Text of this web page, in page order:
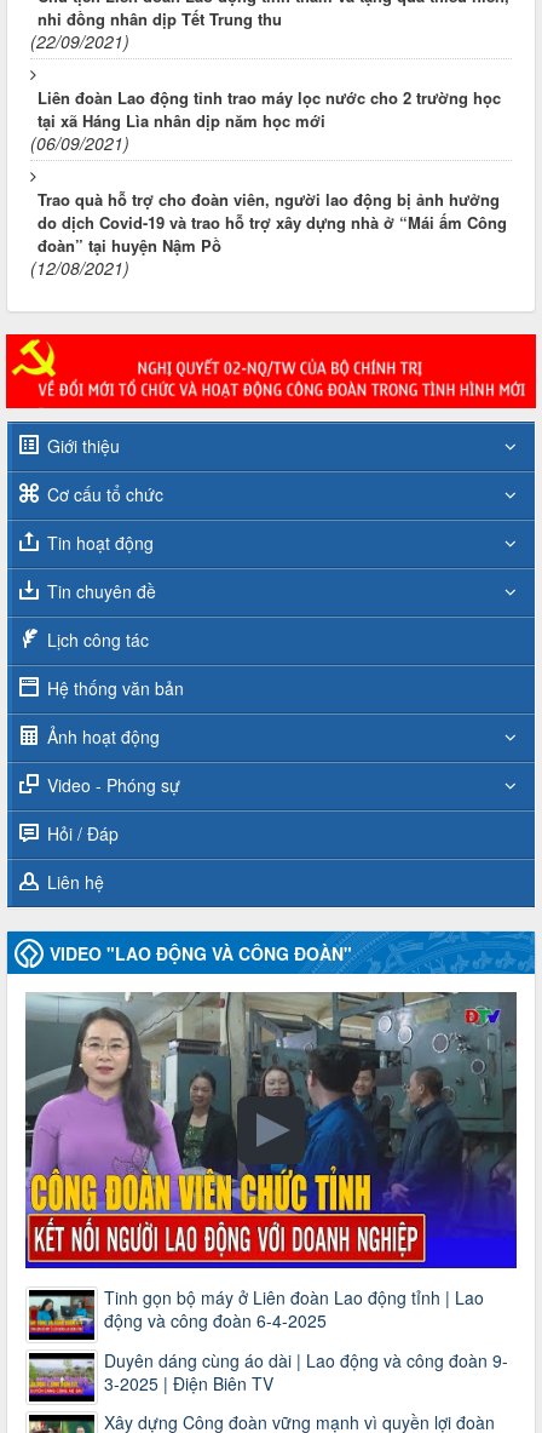
nhi đồng nhân dịp Tết Trung thu
(22/09/2021)
Liên đoàn Lao động tỉnh trao máy lọc nước cho 2 trường học
tại xã Háng Lìa nhân dịp năm học mới
(06/09/2021)
Trao quà hỗ trợ cho đoàn viên, người lao động bị ảnh hưởng
do dịch Covid-19 và trao hỗ trợ xây dựng nhà ở “Mái ấm Công
đoàn” tại huyện Nậm Pồ
(12/08/2021)
Giới thiệu
Cơ cấu tổ chức
Tin hoạt động
Tin chuyên đề
Lịch công tác
Hệ thống văn bản
Ảnh hoạt động
Video - Phóng sự
Hỏi / Đáp
Liên hệ
VIDEO "LAO ĐỘNG VÀ CÔNG ĐOÀN"
Tinh gọn bộ máy ở Liên đoàn Lao động tỉnh | Lao
động và công đoàn 6-4-2025
Duyên dáng cùng áo dài | Lao động và công đoàn 9-
3-2025 | Điện Biên TV
Xây dựng Công đoàn vững mạnh vì quyền lợi đoàn